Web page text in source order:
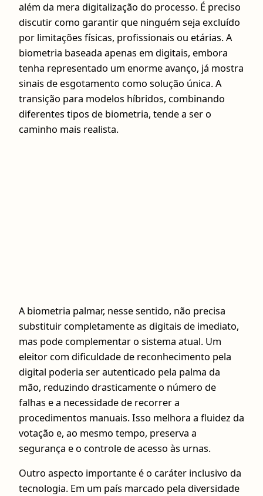
além da mera digitalização do processo. É preciso
discutir como garantir que ninguém seja excluído
por limitações físicas, profissionais ou etárias. A
biometria baseada apenas em digitais, embora
tenha representado um enorme avanço, já mostra
sinais de esgotamento como solução única. A
transição para modelos híbridos, combinando
diferentes tipos de biometria, tende a ser o
caminho mais realista.
A biometria palmar, nesse sentido, não precisa
substituir completamente as digitais de imediato,
mas pode complementar o sistema atual. Um
eleitor com dificuldade de reconhecimento pela
digital poderia ser autenticado pela palma da
mão, reduzindo drasticamente o número de
falhas e a necessidade de recorrer a
procedimentos manuais. Isso melhora a fluidez da
votação e, ao mesmo tempo, preserva a
segurança e o controle de acesso às urnas.
Outro aspecto importante é o caráter inclusivo da
tecnologia. Em um país marcado pela diversidade